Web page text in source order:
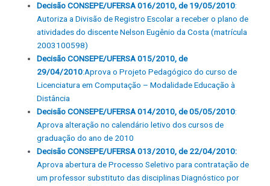
Decisão CONSEPE/UFERSA 016/2010, de 19/05/2010:
Autoriza a Divisão de Registro Escolar a receber o plano de
atividades do discente Nelson Eugênio da Costa (matrícula
2003100598)
Decisão CONSEPE/UFERSA 015/2010, de
29/04/2010:Aprova o Projeto Pedagógico do curso de
Licenciatura em Computação – Modalidade Educação à
Distância
Decisão CONSEPE/UFERSA 014/2010, de 05/05/2010:
Aprova alteração no calendário letivo dos cursos de
graduação do ano de 2010
Decisão CONSEPE/UFERSA 013/2010, de 22/04/2010:
Aprova abertura de Processo Seletivo para contratação de
um professor substituto das disciplinas Diagnóstico por